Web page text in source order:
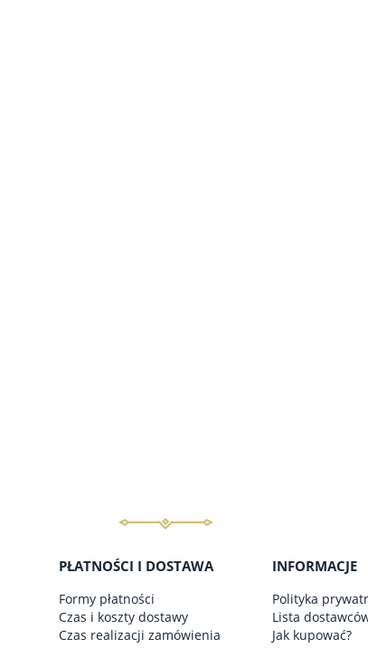
PŁATNOŚCI I DOSTAWA
Formy płatności
Czas i koszty dostawy
Czas realizacji zamówienia
INFORMACJE
Polityka
Lista
Jak kupować?